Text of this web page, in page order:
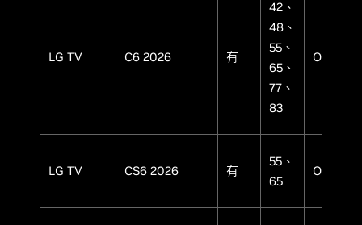
LG TV C6 2026 有
42、
48、
55、
65、
77、
83
OLED
LG TV CS6 2026 有
55、
65
OLED